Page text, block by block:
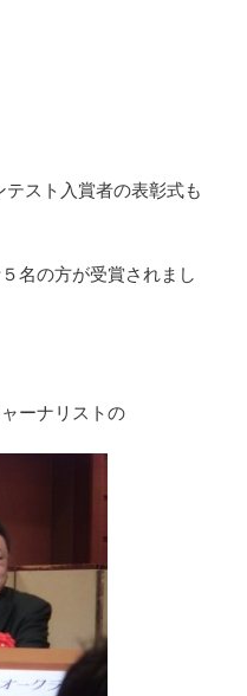
スト入賞者の表彰式も
名の方が受賞されまし
ーナリストの